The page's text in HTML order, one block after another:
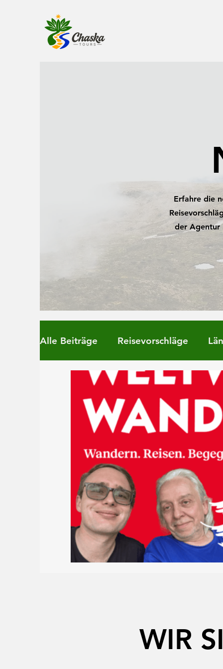
Erfahre die
der Agentur
Alle Beiträge Reisevorschläge
Chaska News
WIR